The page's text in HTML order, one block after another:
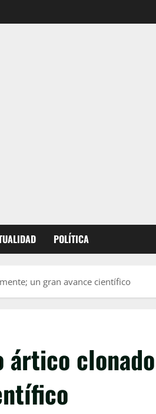
POLÍTICA
un gran avance científico
ártico clonado